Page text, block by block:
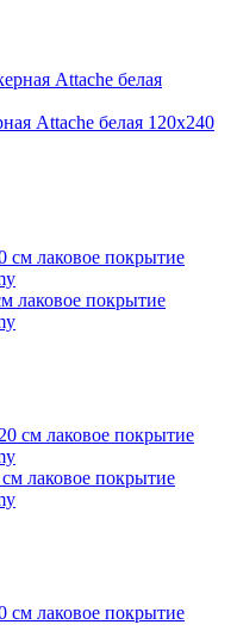
Attache белая 120х240
лаковое покрытие
лаковое покрытие